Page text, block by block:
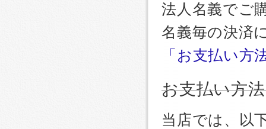
法人名義でご
名義毎の決済
「お支払い方
お支払い方
当店では、以